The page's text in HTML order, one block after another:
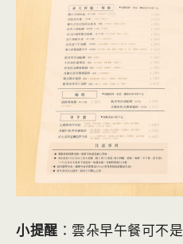
小提醒 ：雲朵早午餐可不